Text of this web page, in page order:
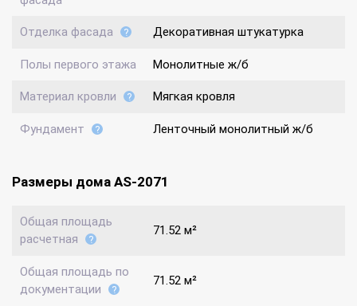
Отделка фасада Декоративная штукатурка
Полы первого этажа Монолитные ж/б
Материал кровли Мягкая кровля
Фундамент Ленточный монолитный ж/б
Размеры дома AS-2071
Общая площадь
расчетная
71.52 м²
Общая площадь по
документации
71.52 м²